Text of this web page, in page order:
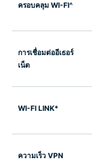
ครอบคลุม WI-FI^
การเชื่อมต่ออีเธอร์
เน็ต
WI-FI LINK*
ความเร็ว VPN